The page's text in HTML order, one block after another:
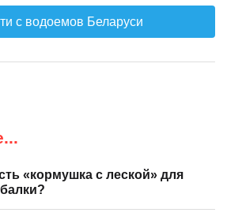
с водоемов Беларуси
«кормушка с леской» для